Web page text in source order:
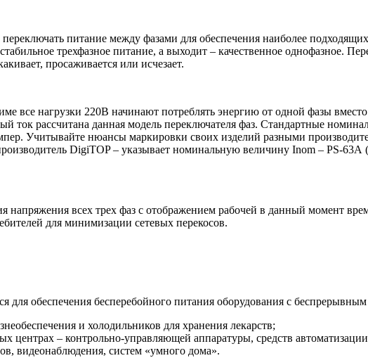
питание между фазами для обеспечения наиболее
трехфазное питание, а выходит – качественное однофазное.
просаживается или исчезает.
все нагрузки 220В начинают потреблять энергию от одной фазы
ток рассчитана данная модель переключателя фаз. Стандартные
Учитывайте нюансы маркировки своих изделий разными
DigiTOP – указывает номинальную величину Inom – PS-63A (
напряжения всех трех фаз с отображением рабочей в данный момент
для минимизации сетевых перекосов.
для обеспечения бесперебойного питания оборудования с
и холодильников для хранения лекарств;
центрах – контрольно-управляющей аппаратуры, средств
видеонаблюдения, систем «умного дома».